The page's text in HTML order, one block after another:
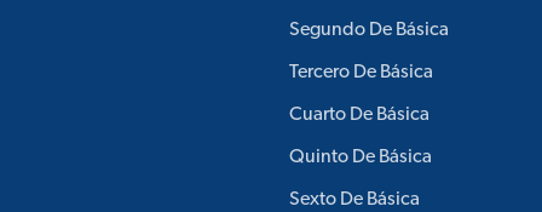
Segundo De Básica
Tercero De Básica
Cuarto De Básica
Quinto De Básica
Sexto De Básica